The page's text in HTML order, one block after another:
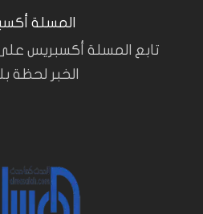
المسلة
تابع المسلة أكسبريس
الخبر لحظة